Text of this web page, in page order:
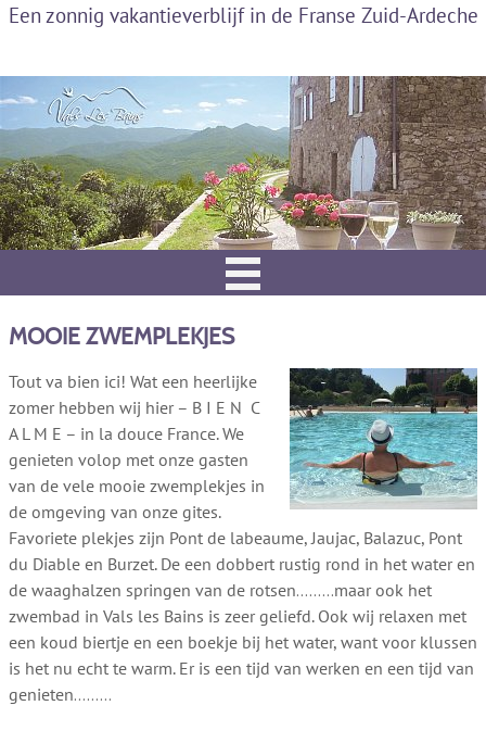
MOOIE ZWEMPLEKJES
Tout va bien ici! Wat een heerlijke
zomer hebben wij hier – B I E N C
A L M E – in la douce France. We
genieten volop met onze gasten
van de vele mooie zwemplekjes in
de omgeving van onze gites.
Favoriete plekjes zijn Pont de labeaume, Jaujac, Balazuc, Pont
du Diable en Burzet. De een dobbert rustig rond in het water en
de waaghalzen springen van de rotsen………maar ook het
zwembad in Vals les Bains is zeer geliefd. Ook wij relaxen met
een koud biertje en een boekje bij het water, want voor klussen
is het nu echt te warm. Er is een tijd van werken en een tijd van
genieten………
Een zonnig vakantieverblijf in de Franse Zuid-Ardeche